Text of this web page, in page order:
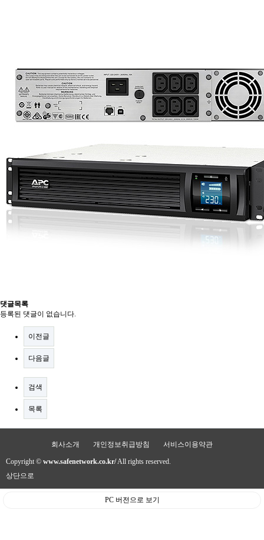
댓글목록
등록된 댓글이 없습니다.
이전글
다음글
검색
목록
회사소개 개인정보취급방침 서비스이용약관
Copyright © www.safenetwork.co.kr/All rights reserved.
상단으로
PC 버전으로 보기